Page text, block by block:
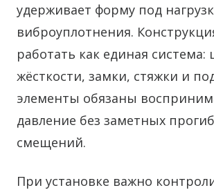
удерживает форму под
виброуплотнения.
работать как единая
жёсткости, замки, стяжки и
элементы обязаны
давление без заметных
смещений.
При установке важно